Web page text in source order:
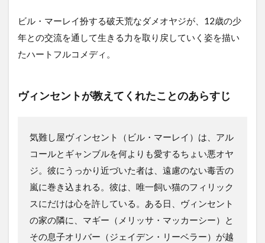
ビル・マーレイ扮する破天荒なダメオヤジが、12歳の少
年との交流を通して生きる力を取り戻していく姿を描い
たハートフルコメディ。
ヴィンセントが教えてくれたことのあらすじ
気難し屋ヴィンセント（ビル・マーレイ）は、アル
コールとギャンブルを何よりも愛するちょい悪オヤ
ジ。彼にうっかり近づいた者は、遠慮のない毒舌の
嵐に巻き込まれる。彼は、唯一飼い猫のフィリック
スにだけは心を許している。ある日、ヴィンセント
の家の隣に、マギー（メリッサ・マッカーシー）と
その息子オリバー（ジェイデン・リーベラー）が越